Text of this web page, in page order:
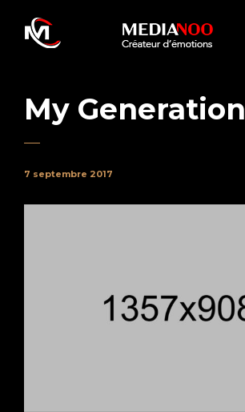
My Generation
7 septembre 2017